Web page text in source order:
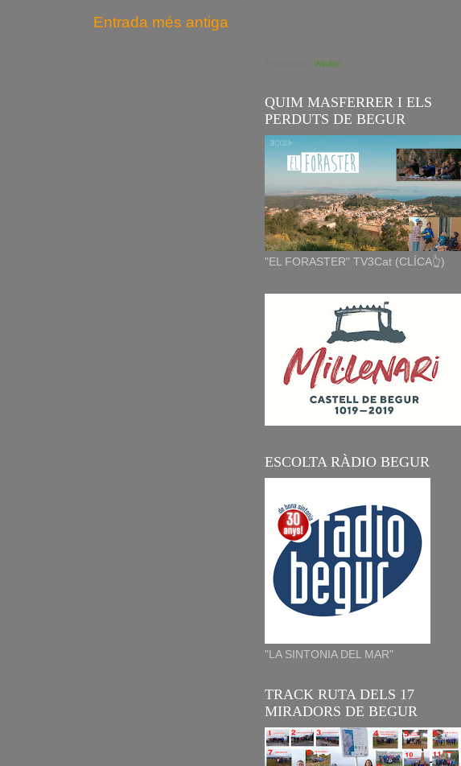
Entrada més antiga
Wikiloc
QUIM MASFERRER I ELS
PERDUTS DE BEGUR
"EL FORASTER" TV3Cat (CLÍCA👆)
ESCOLTA RÀDIO BEGUR
"LA SINTONIA DEL MAR"
TRACK RUTA DELS 17
MIRADORS DE BEGUR